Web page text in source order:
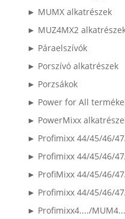
► MUMX alkatrészek
► MUZ4MX2
► Páraelszívók
► Porszívó alkatrészek
► Porzsákok
► Power for All
► PowerMixx
► Profimixx 44/45/46/
► Profimixx 44/45/46/
► ProfiMixx 44/45/46/
► Profimixx 44/45/46/
► Profimixx4..../